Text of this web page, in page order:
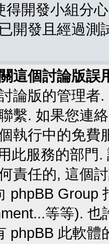
得開發小組分
開發且經過測
這個討論版誤
論版的管理者
繫. 如果您連
執行中的免費
此服務的部門
責任的, 這個
phpBB Group
等等).
phpBB 此軟